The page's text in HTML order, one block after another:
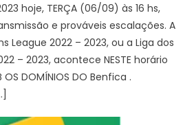
hoje, TERÇA (06/09) às 16 hs,
e prováveis escalações. A
League 2022 – 2023, ou a Liga dos
– 2023, acontece NESTE horário
DOMÍNIOS DO Benfica .